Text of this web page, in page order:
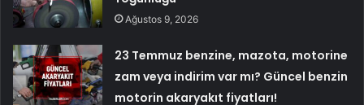
Ağustos 9, 2026
23 Temmuz benzine, mazota, motorine
zam veya indirim var mı? Güncel benzin
motorin akaryakıt fiyatları!